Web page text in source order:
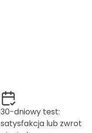
30-dniowy test:
satysfakcja lub zwrot